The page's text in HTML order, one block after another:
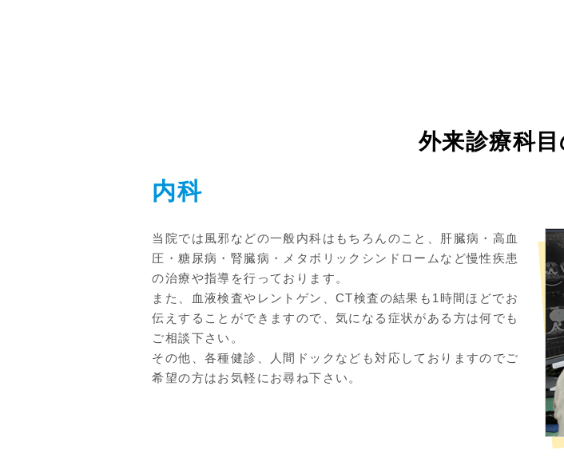
外来診療科
内科
当院では風邪などの一般内科はもちろんのこと、肝臓病・高血
圧・糖尿病・腎臓病・メタボリックシンドロームなど慢性疾患
の治療や指導を行っております。
また、血液検査やレントゲン、CT検査の結果も1時間ほどでお
伝えすることができますので、気になる症状がある方は何でも
ご相談下さい。
その他、各種健診、人間ドックなども対応しておりますのでご
希望の方はお気軽にお尋ね下さい。